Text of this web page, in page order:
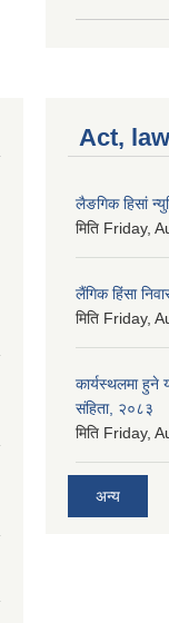
Act,
लैङगिक हिसां
मिति Friday,
लैंगिक हिंसा
मिति Friday,
कार्यस्थलमा हुने
संहिता, २०८३
मिति Friday,
अन्य